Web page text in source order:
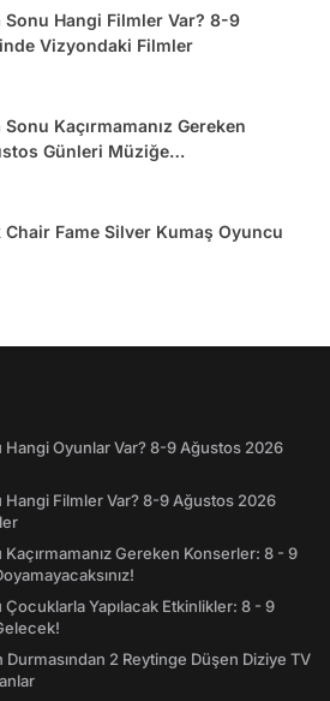
Hangi Filmler Var? 8-9
Vizyondaki Filmler
Kaçırmamanız Gereken
Günleri Müziğe
Chair Fame Silver Kumaş Oyuncu
Oyunlar Var? 8-9 Ağustos 2026
Filmler Var? 8-9 Ağustos 2026
Gereken Konserler: 8 - 9
Yapılacak Etkinlikler: 8 - 9
2 Reytinge Düşen Diziye TV